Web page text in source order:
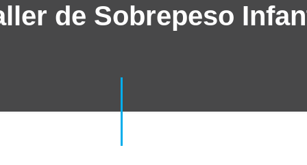
de Sobrepeso